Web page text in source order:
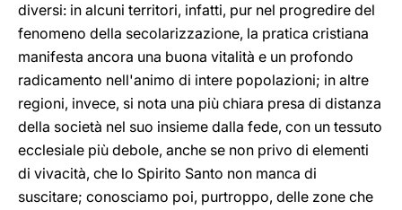
diversi: in alcuni territori, infatti, pur nel progredire del
fenomeno della secolarizzazione, la pratica cristiana
manifesta ancora una buona vitalità e un profondo
radicamento nell'animo di intere popolazioni; in altre
regioni, invece, si nota una più chiara presa di distanza
della società nel suo insieme dalla fede, con un tessuto
ecclesiale più debole, anche se non privo di elementi
di vivacità, che lo Spirito Santo non manca di
suscitare; conosciamo poi, purtroppo, delle zone che